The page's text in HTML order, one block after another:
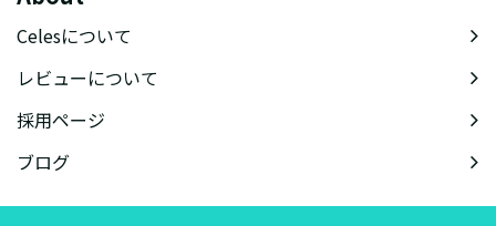
Celesについて
レビューについて
採用ページ
ブログ